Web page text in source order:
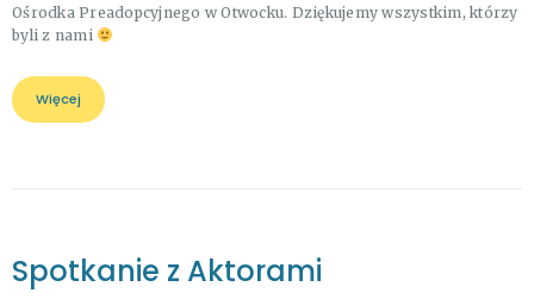
Ośrodka Preadopcyjnego w Otwocku. Dziękujemy wszystkim, którzy
byli z nami
Więcej
Spotkanie z Aktorami